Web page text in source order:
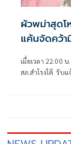
ผัวพม่าสุดโ
แค้นจัดคว้
คาห้อง
เมื่อเวลา 22.00
สภ.สำโรงใต้ รับ